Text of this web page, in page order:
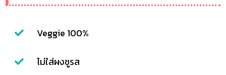
Veggie 100%
ไม่ใส่ผงชูรส